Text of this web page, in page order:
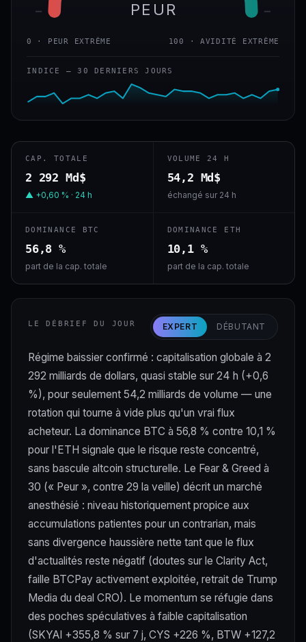
PEUR
0 · PEUR EXTRÊME 100 · AVIDITÉ EXTRÊME
INDICE — 30 DERNIERS JOURS
CAP. TOTALE
2 292 Md$
▲ +0,60 % · 24 h
VOLUME 24 H
54,2 Md$
échangé sur 24 h
DOMINANCE BTC
56,8 %
part de la cap. totale
DOMINANCE ETH
10,1 %
part de la cap. totale
LE DÉBRIEF DU JOUR EXPERT DÉBUTANT
Régime baissier confirmé : capitalisation globale à 2
292 milliards de dollars, quasi stable sur 24 h (+0,6
%), pour seulement 54,2 milliards de volume — une
rotation qui tourne à vide plus qu'un vrai flux
acheteur. La dominance BTC à 56,8 % contre 10,1 %
pour l'ETH signale que le risque reste concentré,
sans bascule altcoin structurelle. Le Fear & Greed à
30 (« Peur », contre 29 la veille) décrit un marché
anesthésié : niveau historiquement propice aux
accumulations patientes pour un contrarian, mais
sans divergence haussière nette tant que le flux
d'actualités reste négatif (doutes sur le Clarity Act,
faille BTCPay activement exploitée, retrait de Trump
Media du deal CRO). Le momentum se réfugie dans
des poches spéculatives à faible capitalisation
(SKYAI +355,8 % sur 7 j, CYS +226 %, BTW +127,2